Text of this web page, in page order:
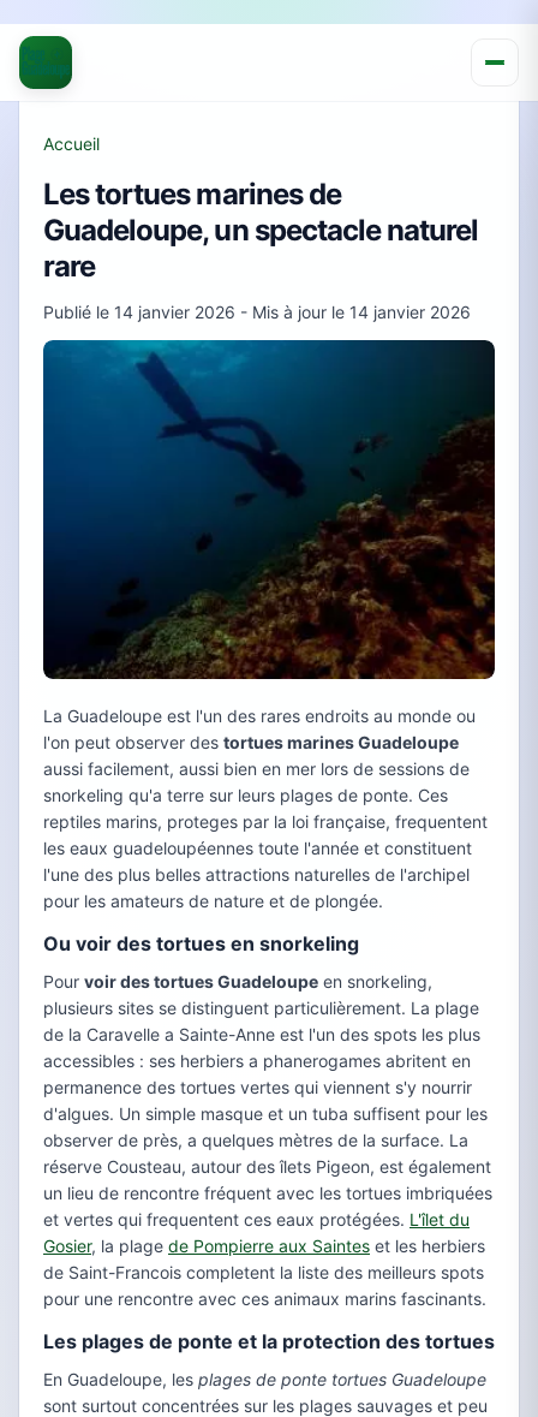
Accueil
Les tortues marines de
Guadeloupe, un spectacle naturel
rare
Publié le 14 janvier 2026 - Mis à jour le 14 janvier 2026
La Guadeloupe est l'un des rares endroits au monde ou
l'on peut observer des tortues marines Guadeloupe
aussi facilement, aussi bien en mer lors de sessions de
snorkeling qu'a terre sur leurs plages de ponte. Ces
reptiles marins, proteges par la loi française, frequentent
les eaux guadeloupéennes toute l'année et constituent
l'une des plus belles attractions naturelles de l'archipel
pour les amateurs de nature et de plongée.
Ou voir des tortues en snorkeling
Pour voir des tortues Guadeloupe en snorkeling,
plusieurs sites se distinguent particulièrement. La plage
de la Caravelle a Sainte-Anne est l'un des spots les plus
accessibles : ses herbiers a phanerogames abritent en
permanence des tortues vertes qui viennent s'y nourrir
d'algues. Un simple masque et un tuba suffisent pour les
observer de près, a quelques mètres de la surface. La
réserve Cousteau, autour des îlets Pigeon, est également
un lieu de rencontre fréquent avec les tortues imbriquées
et vertes qui frequentent ces eaux protégées. L'îlet du
Gosier, la plage de Pompierre aux Saintes et les herbiers
de Saint-Francois completent la liste des meilleurs spots
pour une rencontre avec ces animaux marins fascinants.
Les plages de ponte et la protection des tortues
En Guadeloupe, les plages de ponte tortues Guadeloupe
sont surtout concentrées sur les plages sauvages et peu